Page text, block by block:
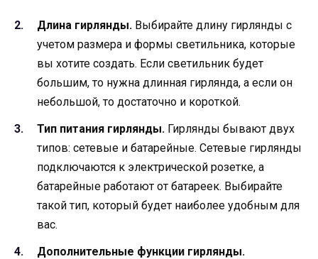
Длина гирлянды. Выбирайте длину гирлянды с
учетом размера и формы светильника, которые
вы хотите создать. Если светильник будет
большим, то нужна длинная гирлянда, а если он
небольшой, то достаточно и короткой.
Тип питания гирлянды. Гирлянды бывают двух
типов: сетевые и батарейные. Сетевые гирлянды
подключаются к электрической розетке, а
батарейные работают от батареек. Выбирайте
такой тип, который будет наиболее удобным для
вас.
Дополнительные функции гирлянды.